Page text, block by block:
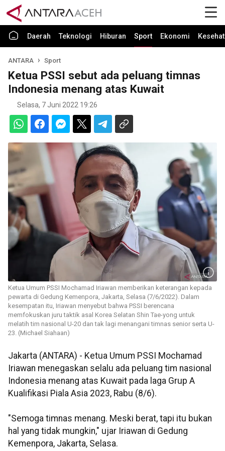
Daerah Teknologi Hiburan Sport Ekonomi
ANTARA Sport
Ketua PSSI sebut ada peluang timnas
Indonesia menang atas Kuwait
Selasa, 7 Juni 2022 19:26
Ketua Umum PSSI Mochamad Iriawan memberikan keterangan kepada
pewarta di Gedung Kemenpora, Jakarta, Selasa (7/6/2022). Dalam
kesempatan itu, Iriawan menyebut bahwa PSSI berencana
memfokuskan juru taktik asal Korea Selatan Shin Tae-yong untuk
melatih tim nasional U-20 dan tak lagi menangani timnas senior serta U-
23. (Michael Siahaan)
Jakarta (ANTARA) - Ketua Umum PSSI Mochamad
Iriawan menegaskan selalu ada peluang tim nasional
Indonesia menang atas Kuwait pada laga Grup A
Kualifikasi Piala Asia 2023, Rabu (8/6).
"Semoga timnas menang. Meski berat, tapi itu bukan
hal yang tidak mungkin," ujar Iriawan di Gedung
Kemenpora, Jakarta, Selasa.